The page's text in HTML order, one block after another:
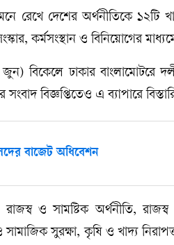
রেখে দেশের অর্থনীতিকে ১২টি
কর্মসংস্থান ও বিনিয়োগের
বিকেলে ঢাকার বাংলামোটরে
সংবাদ বিজ্ঞপ্তিতেও এ ব্যাপারে
বাজেট অধিবেশন
রাজস্ব ও সামষ্টিক অর্থনীতি,
ও সামাজিক সুরক্ষা, কৃষি ও খাদ্য